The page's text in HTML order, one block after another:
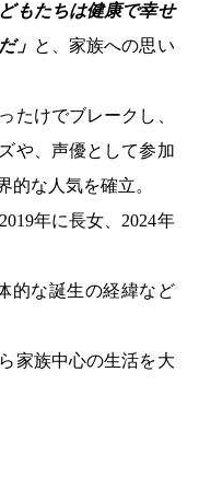
もたちは健康で幸せ
」 と、家族への思い
たけでブレークし、
や、声優として参加
的な人気を確立。
年に長女、2024年
的な誕生の経緯など
家族中心の生活を大